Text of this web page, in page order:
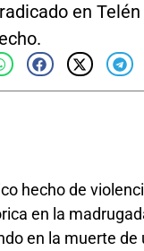
en Telén
hecho de
en la
en la muerte de